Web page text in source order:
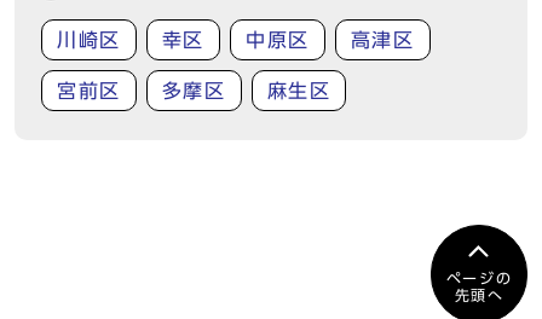
川崎区 幸区 中原区 高津区
宮前区 多摩区 麻生区
ページの
先頭へ